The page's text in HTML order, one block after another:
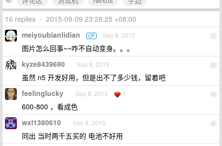
16 replies • 2015-09-09 23:28:25 +08:00
1
meiyoubianlidian OP Sep 8, 2015
图片怎么回事~~咋不自动变身。。。
2
kyze8439690 Sep 8, 2015
虽然 n5 开发好用，但是出不了多少钱，留着吧
3
feelinglucky Sep 8, 2015 1
600-800 ，看成色
4
wxl1380610 Sep 8, 2015
同出 当时两千五买的 电池不好用